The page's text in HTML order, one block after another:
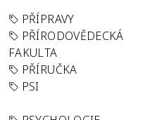
PŘÍPRAVY
PŘÍRODOVĚDECKÁ
FAKULTA
PŘÍRUČKA
PSI